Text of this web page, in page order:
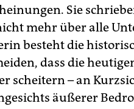
Sie
mehr über alle
besteht die
dass die
scheitern – an
äußerer